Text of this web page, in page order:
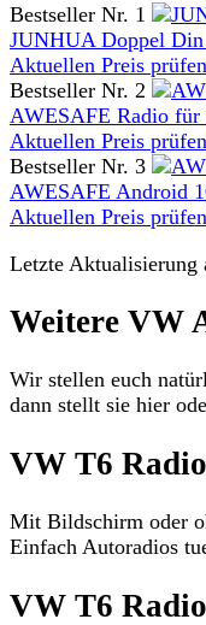
Bestseller Nr. 1
JUNHUA Doppel
Aktuellen Preis
Bestseller Nr. 2
AWESAFE Radio
Aktuellen Preis
Bestseller Nr. 3
AWESAFE Android
Aktuellen Preis
Letzte
Weitere VW
Wir stellen euch
dann stellt sie hier
VW T6
Mit Bildschirm oder
Einfach Autoradios
VW T6